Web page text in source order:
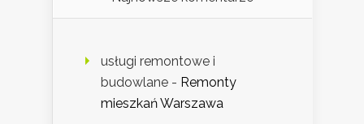
usługi remontowe i
budowlane - Remonty
mieszkań Warszawa